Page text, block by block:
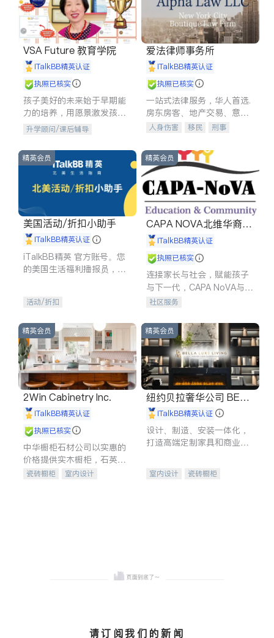
VSA Future 教育学院
iTalkBB精英认证
执照已核实
孩子美好的未来始于早期能
力的培养，用愿景激发孩子
的学习潜力和动力。理念：
拥有成长型心态是成功的基
石。
升学顾问/课后辅导
爱法律师事务所
iTalkBB精英认证
执照已核实
一站式法律服务，华人首选.
房东房客、地产交易、意外
伤害、车祸重伤、商业诉
建筑合同、刑事案件全包办
人身伤害 移民
刑事
信托/遗嘱
商业
索赔
律师-其它 保释
精英会员
美国活动/折扣小助手
iTalkBB精英认证
iTalkBB精英 官方账号。您
的美国生活福利播报员，精
专属福利。
活动/折扣
精英会员
CAPA NOVA北维华裔家
长会iTalkBB精英认证
执照已核实
连接家长与社会，赋能孩子
与下一代，CAPA NoVA与您
携手建设包容、公平、充满
社区服务
精英会员
2Win Cabinetry Inc.
iTalkBB精英认证
执照已核实
中华橱柜石材公司以实惠的
价格提供实木橱柜，石英石
台面，多种优质不锈钢水
瓷砖橱柜
室内设计
精英会员
纽约贝拉奢华公司 BELL
A LUXE
iTalkBB精英认证
设计、制造、安装一体化，
打造高端定制家具和商业空
室内设计
瓷砖橱柜
请订阅我们的新闻